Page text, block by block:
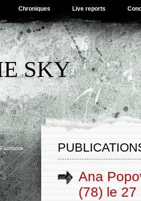
Chroniques Live reports
SKY
Ana
(78) le 27